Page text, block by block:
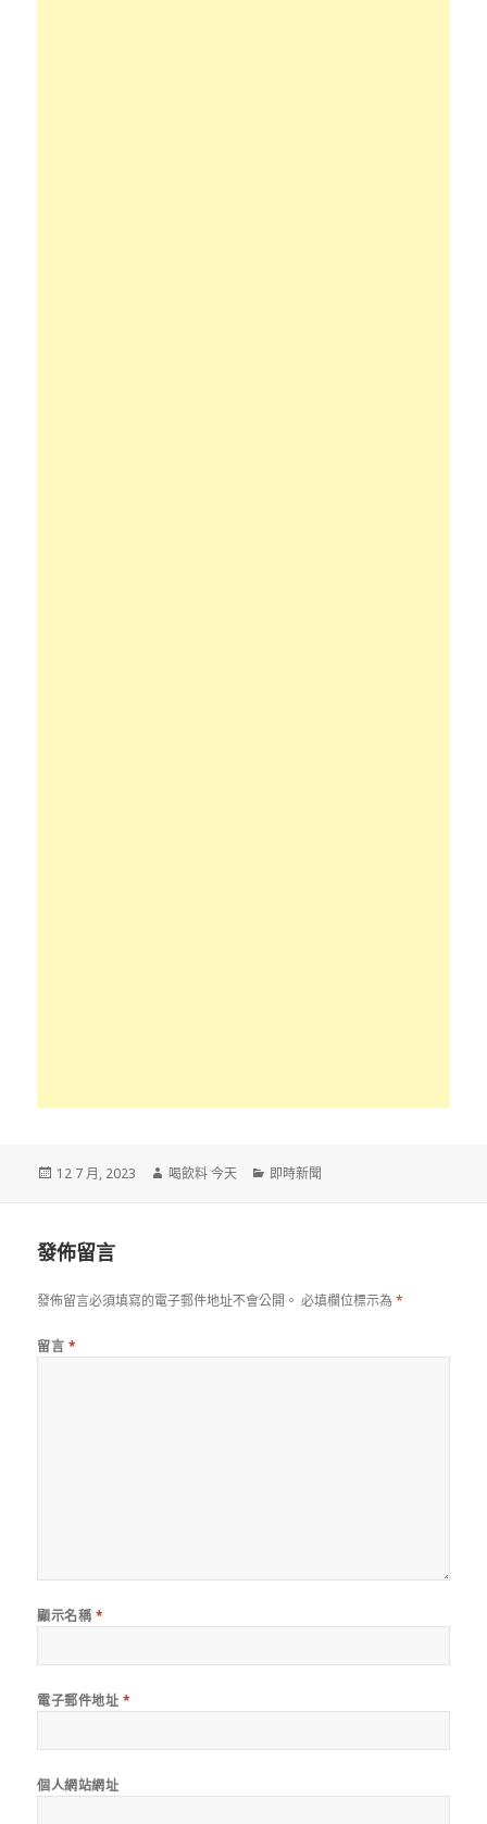
發
12 7 月, 2023
作
喝飲料 今天
分
即時新聞
發佈留言
發佈留言必須填寫的電子郵件地址不會公開。 必填欄位標示為*
留言 *
顯示名稱 *
電子郵件地址 *
個人網站網址